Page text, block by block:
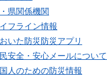
県関係機関
フライン情報
いた防災防災アプリ
安全・安心メールについて
人のための防災情報